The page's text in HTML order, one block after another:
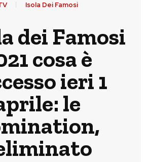
Isola Dei Famosi
dei Famosi
cosa è
ieri 1
le